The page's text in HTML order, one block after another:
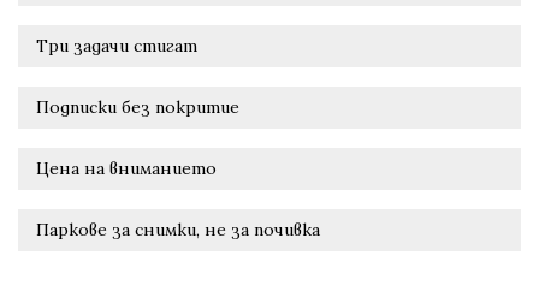
Три задачи стигат
Подписки без покритие
Цена на вниманието
Паркове за снимки, не за почивка